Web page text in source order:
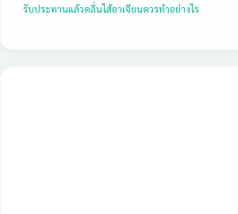
รับประทานแล้วคลื่นไส้อาเจียนควรทำอย่างไร